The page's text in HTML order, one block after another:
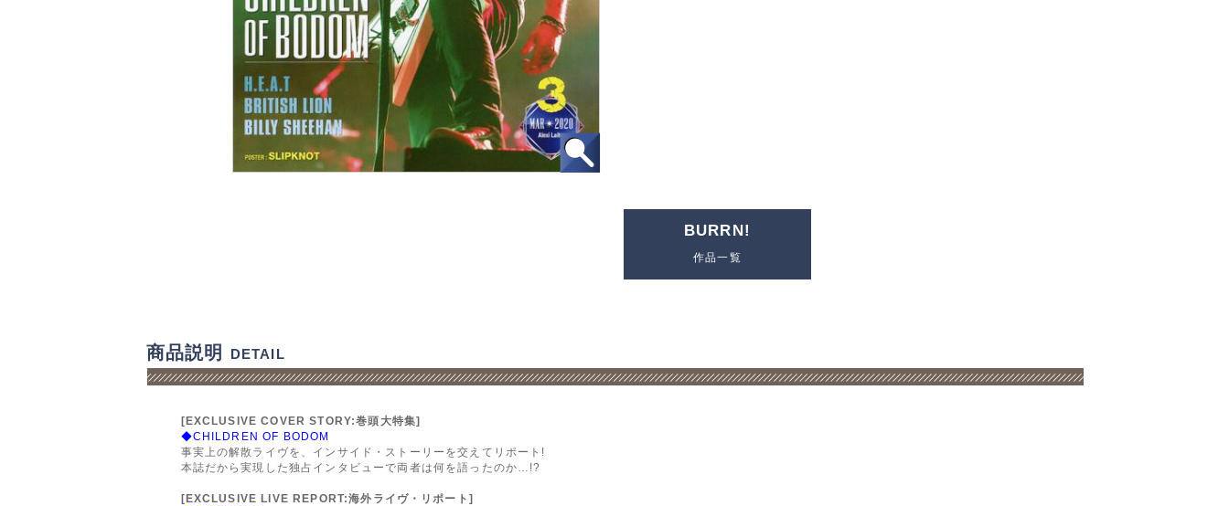
BURRN!
作品一覧
商品説明 DETAIL
[EXCLUSIVE COVER STORY:巻頭大特集]
◆CHILDREN OF BODOM
事実上の解散ライヴを、インサイド・ストーリーを交えてリポート!
本誌だから実現した独占インタビューで両者は何を語ったのか…!?
[EXCLUSIVE LIVE REPORT:海外ライヴ・リポート]